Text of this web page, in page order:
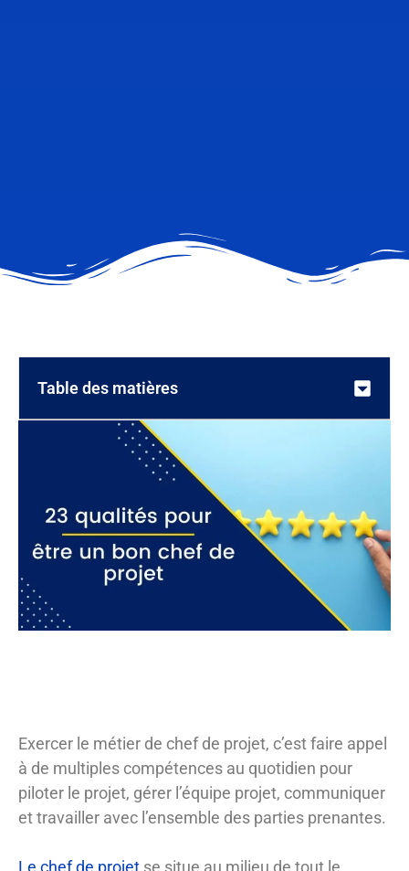
Table des matières
Exercer le métier de chef de projet, c’est faire appel
à de multiples compétences au quotidien pour
piloter le projet, gérer l’équipe projet, communiquer
et travailler avec l’ensemble des parties prenantes.
Le chef de projet se situe au milieu de tout le